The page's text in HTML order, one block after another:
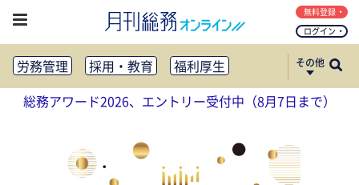
ログイン
無料登録
労務管理 採用・教育
福利厚生
健康経営
働き方改革
法務・コンプライアンス
リスクマネジメント・BCP
社外・社内広報
社外・社内コミュニケーション活性化
その他
総務アワード2026、エントリー受付中（8月7日まで）